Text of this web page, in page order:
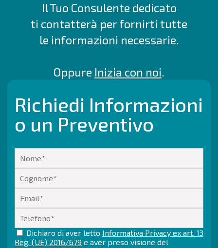
Il Tuo Consulente dedicato
ti contatterà per fornirti tutte
le informazioni necessarie.
Oppure Inizia con noi.
Richiedi Informazioni
o un Preventivo
Dichiaro di aver letto Informativa Privacy ex art. 13
Reg. (UE) 2016/679 e aver preso visione del